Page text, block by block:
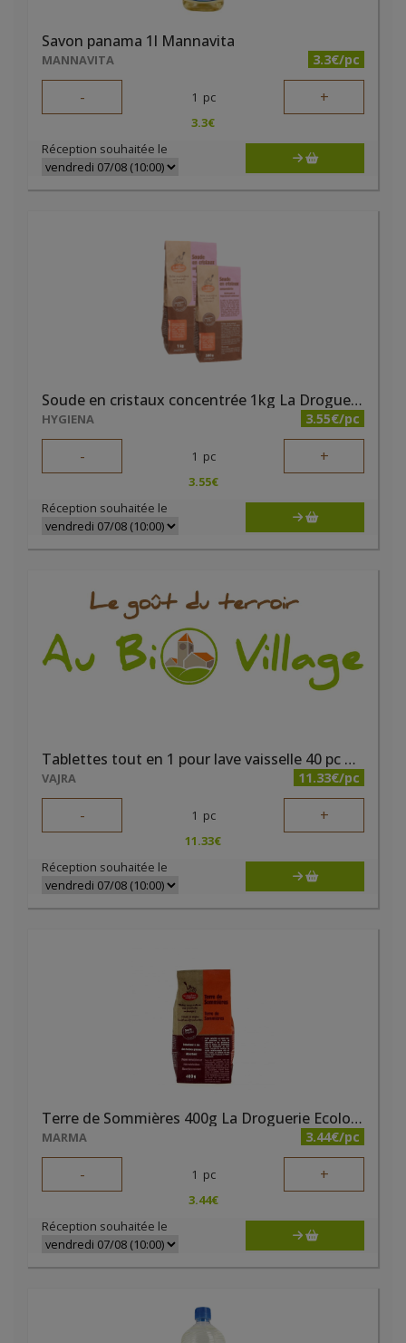
Savon panama 1l Mannavita
MANNAVITA 3.3€/pc
- 1 pc +
3.3€
Réception souhaitée le
Soude en cristaux concentrée 1kg La Droguerie Ecologique
HYGIENA 3.55€/pc
- 1 pc +
3.55€
Réception souhaitée le
Tablettes tout en 1 pour lave vaisselle 40 pc Mutyne
VAJRA 11.33€/pc
- 1 pc +
11.33€
Réception souhaitée le
Terre de Sommières 400g La Droguerie Ecologique
MARMA 3.44€/pc
- 1 pc +
3.44€
Réception souhaitée le